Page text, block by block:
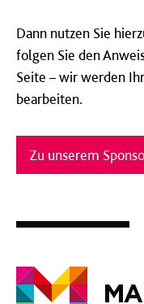
Dann nutzen Sie
folgen Sie den
Seite – wir werden
bearbeiten.
Zu unserem